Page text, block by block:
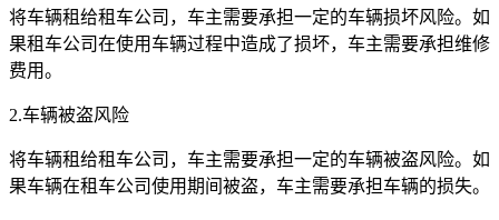
将车辆租给租车公司，车主需要承担一定的车辆损坏风险。如
果租车公司在使用车辆过程中造成了损坏，车主需要承担维修
费用。
2.车辆被盗风险
将车辆租给租车公司，车主需要承担一定的车辆被盗风险。如
果车辆在租车公司使用期间被盗，车主需要承担车辆的损失。